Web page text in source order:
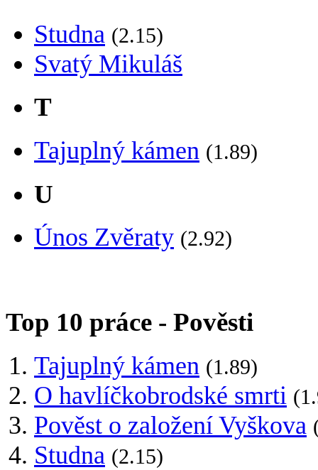
Studna (2.15)
Svatý Mikuláš
T
Tajuplný kámen (1.89)
U
Únos Zvěraty (2.92)
Top 10 práce - Pověsti
Tajuplný kámen (1.89)
O havlíčkobrodské smrti
Pověst o založení Vyškova
Studna (2.15)